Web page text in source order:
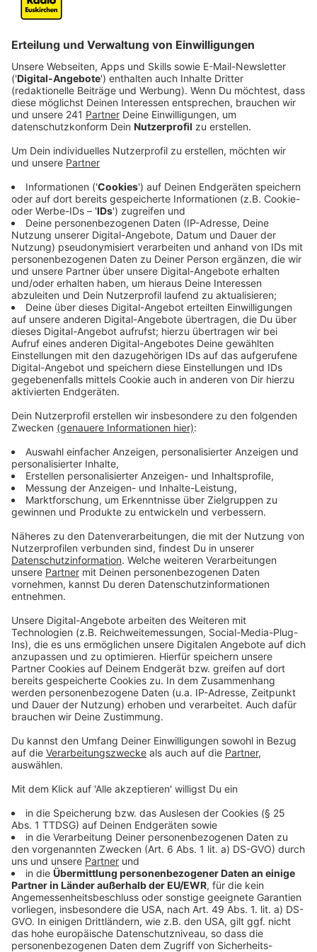
kommt von den Apothekern im Kreis Euskirchen.
Anzeige
Demnach wollen zurzeit viele Bürger aus dem Kreis
mehreren Gründen schwierig. Arzneimittel müssen
Anforderungen entsprechen und können nicht ohne
Weiteres in andere Länder transportiert werden. Für
das aufwendige Verpacken, Sortieren und Weiterleiten
fehlen Fachpersonal und Zeit. Apothekersprecher
Thomas Göbel appelliert deshalb an die Menschen im
Kreis Euskirchen, Geld an Hilfsorganisationen zu
spenden, aber keine Arzneimittel. Die Apotheker
verweisen dabei auf drei Hilfsorganisationen, die auf
die medizinische und pharmazeutische Versorgung
spezialisiert sind. Die Einzelheiten und die Nummern
der Spendenkonten:
action medeor e.V.
Sparkasse Krefeld
IBAN: DE 78 3205 0000 0000 0099 93
BIC: SPKRDE33
Projekt: „Nothilfe Erdbeben Türkei und Syrien“
Apotheker ohne Grenzen Deutschland e.V.
Deutsche Apotheker- und Ärztebank
BLZ: 300 606 01
IBAN: DE 88 3006 0601 0005 0775 91
BIC: DAAEDEDDXXX
Betreff: Erdbeben Türkei/Syrien
APOTHEKER HELFEN e.V.
Deutsche Apotheker- und Ärztebank
IBAN: DE02 3006 0601 0004 7937 65
Stichwort „Erdbeben“
Anzeige